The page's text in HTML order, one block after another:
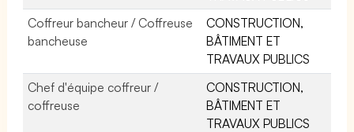
Coffreur bancheur / Coffreuse
bancheuse
CONSTRUCTION,
BÂTIMENT ET
TRAVAUX PUBLICS
Chef d'équipe coffreur /
coffreuse
CONSTRUCTION,
BÂTIMENT ET
TRAVAUX PUBLICS